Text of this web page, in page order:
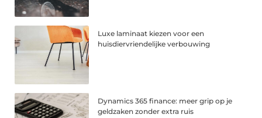
Luxe laminaat kiezen voor een
huisdiervriendelijke verbouwing
Dynamics 365 finance: meer grip op je
geldzaken zonder extra ruis